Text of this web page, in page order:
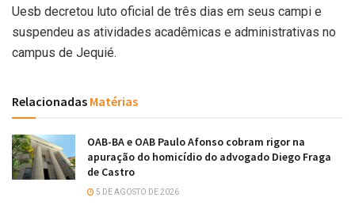
Uesb decretou luto oficial de três dias em seus campi e
suspendeu as atividades acadêmicas e administrativas no
campus de Jequié.
Relacionadas Matérias
OAB-BA e OAB Paulo Afonso cobram rigor na
apuração do homicídio do advogado Diego Fraga
de Castro
5 DE AGOSTO DE 2026